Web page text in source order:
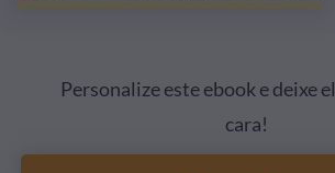
Personalize este ebook e deixe
cara!